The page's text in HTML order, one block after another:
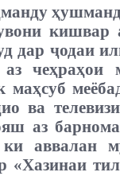
кишвар
дар ҷодаи
чеҳраҳои
маҳсуб
ва
аз
аввалан
«Хазинаи